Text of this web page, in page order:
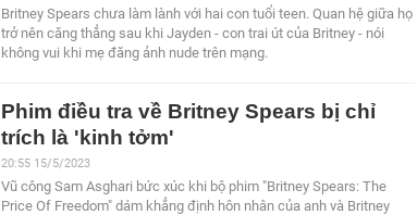
Britney Spears chưa làm lành với hai con tuổi teen. Quan hệ giữa họ
trở nên căng thẳng sau khi Jayden - con trai út của Britney - nói
không vui khi mẹ đăng ảnh nude trên mạng.
Phim điều tra về Britney Spears bị chỉ
trích là 'kinh tởm'
20:55 15/5/2023
Vũ công Sam Asghari bức xúc khi bộ phim "Britney Spears: The
Price Of Freedom" dám khẳng định hôn nhân của anh và Britney